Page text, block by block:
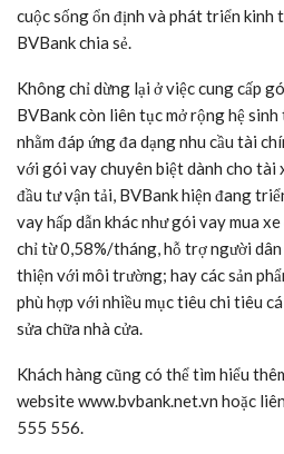
cuộc sống ổn định và phát triển kinh
BVBank chia sẻ.
Không chỉ dừng lại ở việc cung cấp
BVBank còn liên tục mở rộng hệ
nhằm đáp ứng đa dạng nhu cầu tài
với gói vay chuyên biệt dành cho tài
đầu tư vận tải, BVBank hiện đang
vay hấp dẫn khác như gói vay mua
chỉ từ 0,58%/tháng, hỗ trợ người
thiện với môi trường; hay các sản
phù hợp với nhiều mục tiêu chi tiêu
sửa chữa nhà cửa.
Khách hàng cũng có thể tìm hiểu
website www.bvbank.net.vn hoặc
555 556.